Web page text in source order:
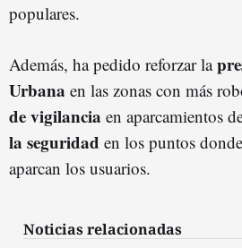
populares.
Además, ha pedido reforzar la
Urbana en las zonas con más
de vigilancia en aparcamientos
la seguridad en los puntos
aparcan los usuarios.
Noticias relacionadas